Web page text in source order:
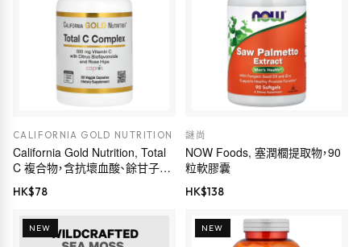
CALIFORNIA GOLD NUTRITION
California Gold Nutrition, Total
C 複合物，含抗壞血酸、餘甘子提
取物、柑橘生物類黃酮和玫瑰果
提取物，500 毫克，60 粒素食膠囊
HK$78
謎尚
NOW Foods, 塞潤櫚提取物，90
粒軟膠囊
HK$138
NEW NEW